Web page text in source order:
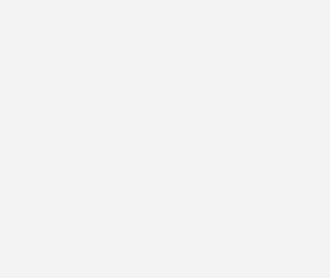
Arbeitsplatzgestaltung, zum Betrieblichen
und zum Erhalt der Erwerbsfähigkeit
der psychischen
oft eher als gesetzliche Pflicht denn als
Dieser Artikel verdeutlicht,